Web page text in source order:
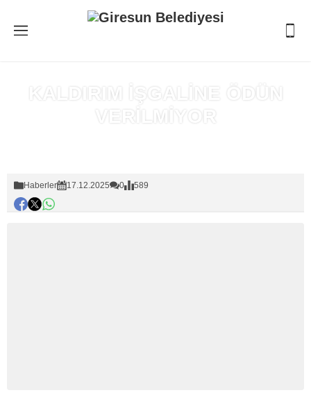
KALDIRIM İŞGALİNE ÖDÜN
VERİLMİYOR
Haberler 17.12.2025 0 589